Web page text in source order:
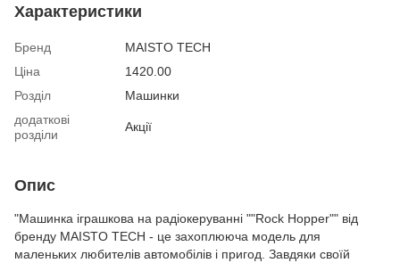
Характеристики
Бренд
MAISTO TECH
Ціна
1420.00
Розділ
Машинки
додаткові
розділи
Акції
Опис
"Машинка іграшкова на радіокеруванні ""Rock Hopper"" від
бренду MAISTO TECH - це захоплююча модель для
маленьких любителів автомобілів і пригод. Завдяки своїй